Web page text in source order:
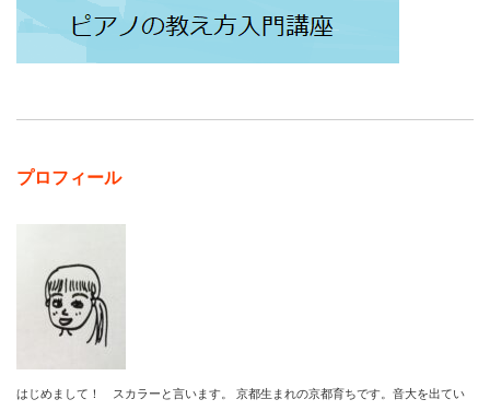
プロフィール
はじめまして！ スカラーと言います。 京都生まれの京都育ちです。音大を出てい